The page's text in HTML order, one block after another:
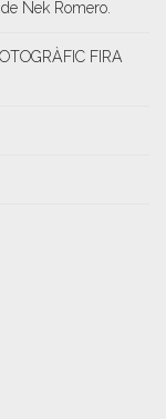
Nek Romero.
FIRA